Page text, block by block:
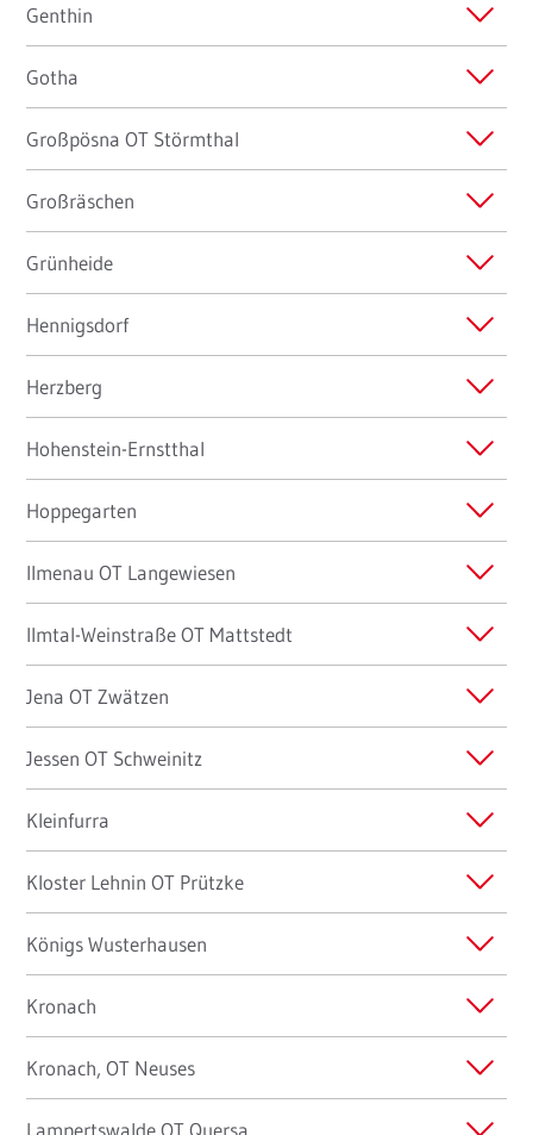
Genthin
Gotha
Großpösna OT Störmthal
Großräschen
Grünheide
Hennigsdorf
Herzberg
Hohenstein-Ernstthal
Hoppegarten
Ilmenau OT Langewiesen
Ilmtal-Weinstraße OT Mattstedt
Jena OT Zwätzen
Jessen OT Schweinitz
Kleinfurra
Kloster Lehnin OT Prützke
Königs Wusterhausen
Kronach
Kronach, OT Neuses
Lampertswalde OT Quersa